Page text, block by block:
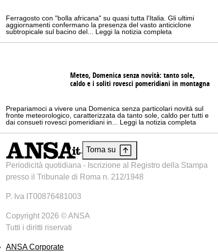
Ferragosto con "bolla africana" su quasi tutta l'Italia. Gli ultimi
aggiornamenti confermano la presenza del vasto anticiclone
subtropicale sul bacino del... Leggi la notizia completa
Meteo, Domenica senza novità: tanto sole,
caldo e i soliti rovesci pomeridiani in montagna
Prepariamoci a vivere una Domenica senza particolari novità sul
fronte meteorologico, caratterizzata da tanto sole, caldo per tutti e
dai consueti rovesci pomeridiani in... Leggi la notizia completa
Torna su
Periodicità quotidiana - Iscrizione al Registro della Stampa
presso il Tribunale di Roma n. 212/1948
P. Iva IT00876481003
Copyright 2026 © ANSA
Tutti i diritti riservati
ANSA Corporate